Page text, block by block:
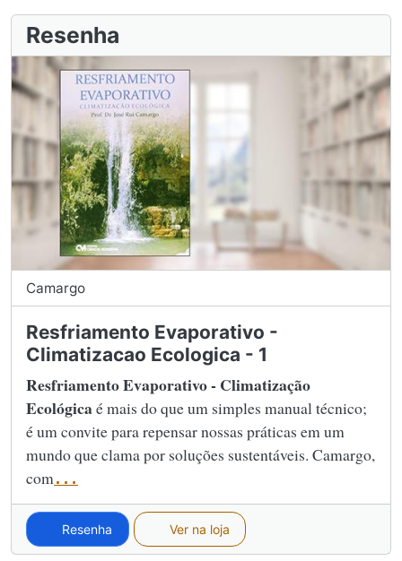
Resenha
Camargo
Resfriamento Evaporativo -
Climatizacao Ecologica - 1
Resfriamento Evaporativo - Climatização
Ecológicaé mais do que um simples manual técnico;
é um convite para repensar nossas práticas em um
mundo que clama por soluções sustentáveis. Camargo,
com ...
Resenha Ver na loja